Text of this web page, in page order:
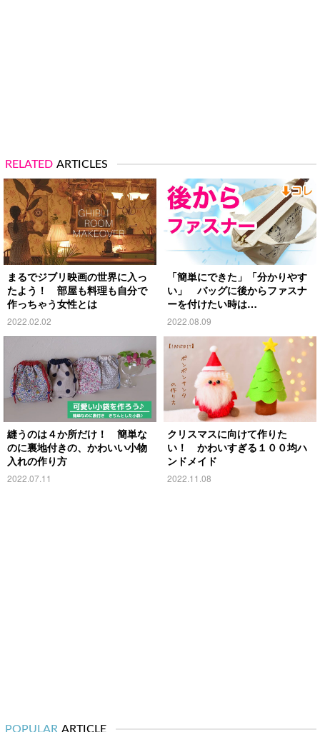
RELATED ARTICLES
まるでジブリ映画の世界に入っ
たよう！ 部屋も料理も自分で
作っちゃう女性とは
2022.02.02
「簡単にできた」「分かりやす
い」 バッグに後からファスナ
ーを付けたい時は…
2022.08.09
縫うのは４か所だけ！ 簡単な
のに裏地付きの、かわいい小物
入れの作り方
2022.07.11
クリスマスに向けて作りた
い！ かわいすぎる１００均ハ
ンドメイド
2022.11.08
POPULAR ARTICLE